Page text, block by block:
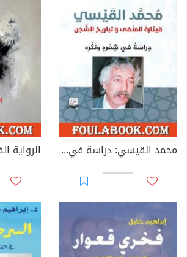
محمد القيسي: دراسة في شعره ونثره